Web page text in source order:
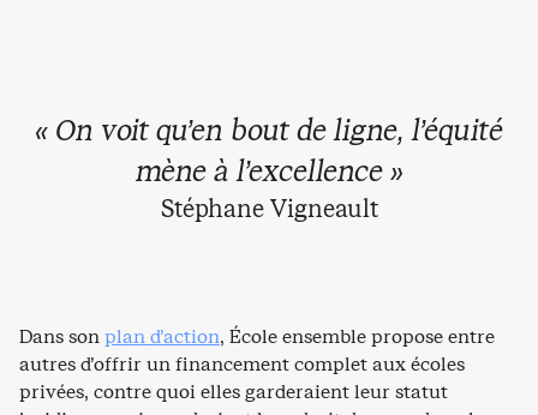
« On voit qu’en bout de ligne, l’équité
mène à l’excellence »
Stéphane Vigneault
Dans sonplan d’action, École ensemble propose entre
autres d’offrir un financement complet aux écoles
privées, contre quoi elles garderaient leur statut